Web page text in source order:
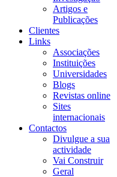
Artigos e
Publicações
Clientes
Links
Associações
Instituições
Universidades
Blogs
Revistas online
Sites
internacionais
Contactos
Divulgue a sua
actividade
Vai Construir
Geral